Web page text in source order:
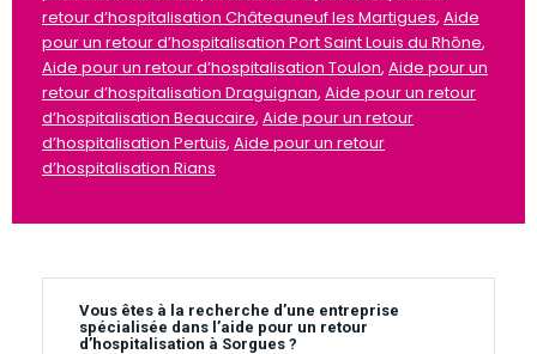
retour d’hospitalisation Châteauneuf les Martigues, Aide
pour un retour d’hospitalisation Port Saint Louis du Rhône,
Aide pour un retour d’hospitalisation Toulon, Aide pour un
retour d’hospitalisation Draguignan, Aide pour un retour
d’hospitalisation Beaucaire, Aide pour un retour
d’hospitalisation Pertuis, Aide pour un retour
d’hospitalisation Rians
Vous êtes à la recherche d’une entreprise
spécialisée dans l’aide pour un retour
d’hospitalisation à Sorgues ?